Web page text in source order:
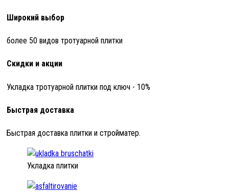
Широкий выбор
более 50 видов тротуарной плитки
Скидки и акции
Укладка тротуарной плитки под ключ - 10%
Быстрая доставка
Быстрая доставка плитки и стройматер.
Укладка плитки